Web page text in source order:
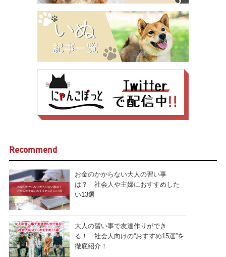
Recommend
お金のかからない大人の習い事
は？ 社会人や主婦におすすめした
い13選
大人の習い事で友達作りができ
る！ 社会人向けの“おすすめ15選”を
徹底紹介！